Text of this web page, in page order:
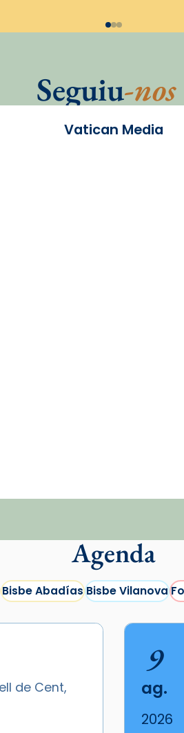
Seguiu-nos
Vatican Media
Agenda
Bisbe AbadíasBisbe Vilanova
de Cent,
9
ag.
2026